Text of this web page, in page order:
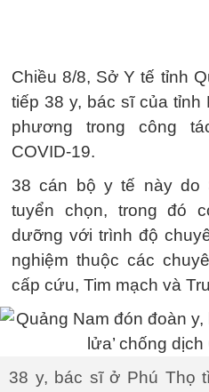
Chiều 8/8, Sở Y tế tỉnh
tiếp 38 y, bác sĩ của tỉnh
phương trong công
COVID-19.
38 cán bộ y tế này do
tuyển chọn, trong đó
dưỡng với trình độ
nghiệm thuộc các
cấp cứu, Tim mạch và
38 y, bác sĩ ở Phú Thọ